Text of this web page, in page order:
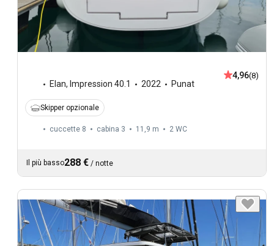
Elan, Impression 40.1 2022 Punat
4,96(8)
Skipper opzionale
cuccette 8 cabina 3 11,9 m 2 WC
Il più basso288 € / notte